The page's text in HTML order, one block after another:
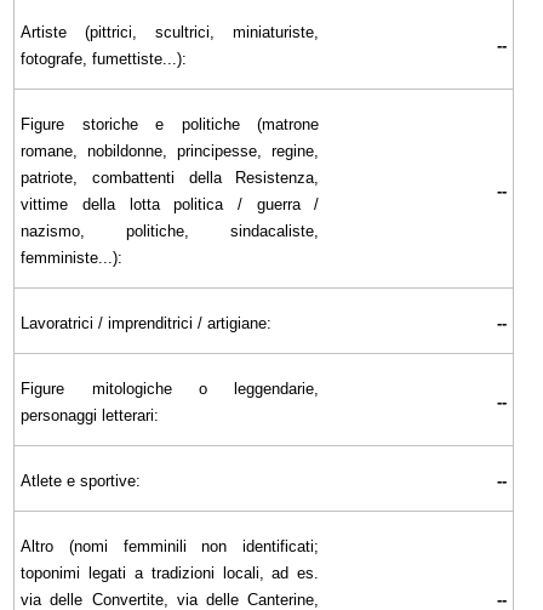
Artiste (pittrici, scultrici, miniaturiste,
fotografe, fumettiste...):
--
Figure storiche e politiche (matrone
romane, nobildonne, principesse, regine,
patriote, combattenti della Resistenza,
vittime della lotta politica / guerra /
nazismo, politiche, sindacaliste,
femministe...):
--
Lavoratrici / imprenditrici / artigiane: --
Figure mitologiche o leggendarie,
personaggi letterari:
--
Atlete e sportive: --
Altro (nomi femminili non identificati;
toponimi legati a tradizioni locali, ad es.
via delle Convertite, via delle Canterine,
--